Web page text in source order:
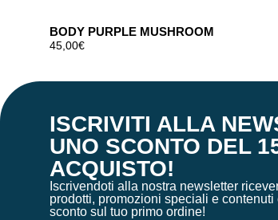
BODY PURPLE MUSHROOM
45,00€
ISCRIVITI ALLA
UNO SCONTO DEL
ACQUISTO!
Iscrivendoti alla nostra newsletter
prodotti, promozioni speciali e
sconto sul tuo primo ordine!